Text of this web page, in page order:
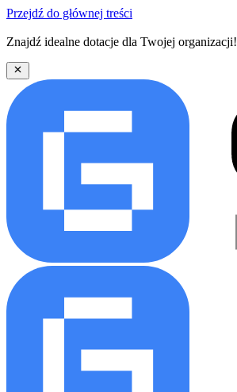
Przejdź do głównej treści
Znajdź idealne dotacje dla Twojej organizacji!